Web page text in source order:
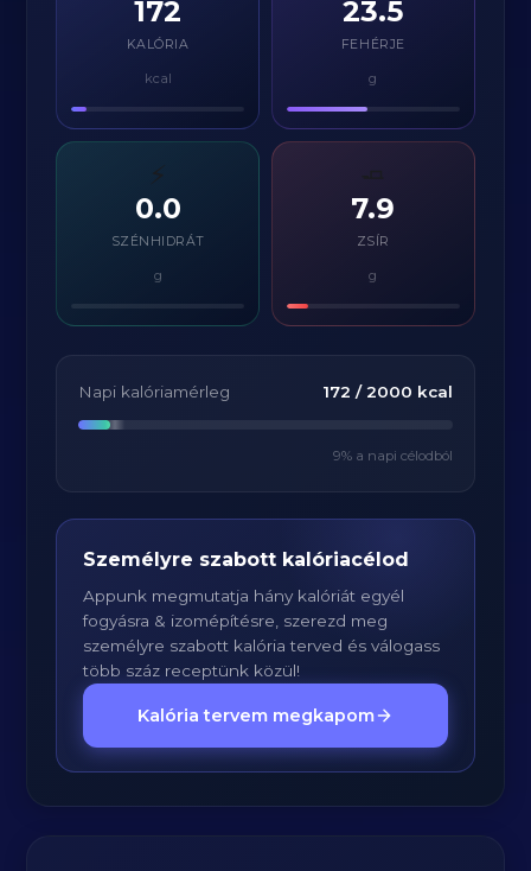
172
KALÓRIA
kcal
23.5
FEHÉRJE
g
⚡
0.0
SZÉNHIDRÁT
g
7.9
ZSÍR
g
Napi kalóriamérleg 172 / 2000 kcal
9% a napi célodból
Személyre szabott kalóriacélod
Appunk megmutatja hány kalóriát egyél
fogyásra & izomépítésre, szerezd meg
személyre szabott kalória terved és válogass
több száz receptünk közül!
Kalória tervem megkapom